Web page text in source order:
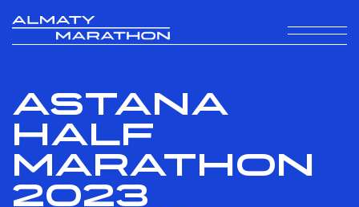
ASTANA
HALF
MARATHON
2023